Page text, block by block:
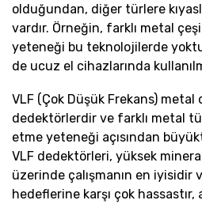
olduğundan, diğer türlere
vardır. Örneğin, farklı metal
yeteneği bu teknolojilerde
de ucuz el cihazlarında
VLF (Çok Düşük Frekans)
dedektörlerdir ve farklı metal
etme yeteneği açısından
VLF dedektörleri, yüksek
üzerinde çalışmanın en iyisidir
hedeflerine karşı çok hassastır,